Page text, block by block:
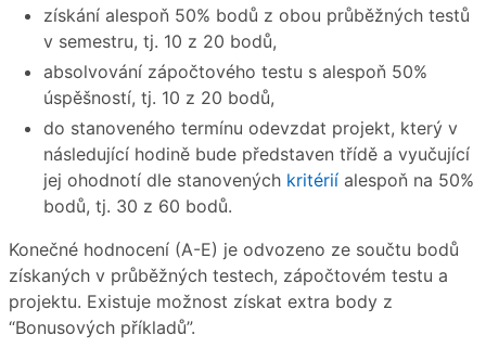
získání alespoň 50% bodů z obou průběžných testů
v semestru, tj. 10 z 20 bodů,
absolvování zápočtového testu s alespoň 50%
úspěšností, tj. 10 z 20 bodů,
do stanoveného termínu odevzdat projekt, který v
následující hodině bude představen třídě a vyučující
jej ohodnotí dle stanovených kritérií alespoň na 50%
bodů, tj. 30 z 60 bodů.
Konečné hodnocení (A-E) je odvozeno ze součtu bodů
získaných v průběžných testech, zápočtovém testu a
projektu. Existuje možnost získat extra body z
“Bonusových příkladů”.